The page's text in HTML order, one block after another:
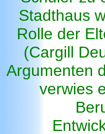
Stadthaus
Rolle der
(Cargill
Argumenten
verwies